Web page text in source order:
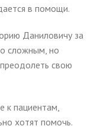
в помощи.
Даниловичу за
сложным, но
свою
к пациентам,
хотят помочь.